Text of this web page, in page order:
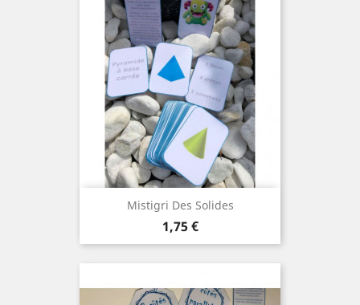
Mistigri Des Solides
Prix
1,75 €